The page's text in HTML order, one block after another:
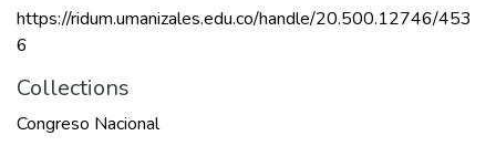
https://ridum.umanizales.edu.co/handle/20.500.12746/453
6
Collections
Congreso Nacional